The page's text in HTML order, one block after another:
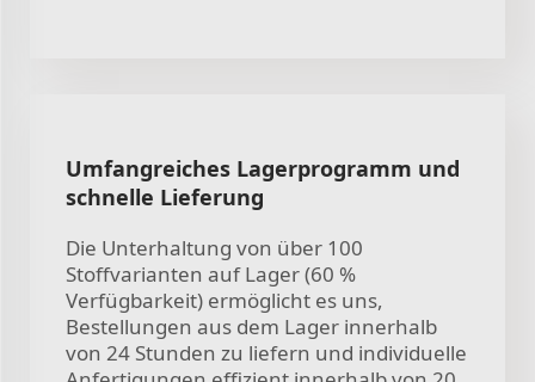
Umfangreiches Lagerprogramm und
schnelle Lieferung
Die Unterhaltung von über 100
Stoffvarianten auf Lager (60 %
Verfügbarkeit) ermöglicht es uns,
Bestellungen aus dem Lager innerhalb
von 24 Stunden zu liefern und individuelle